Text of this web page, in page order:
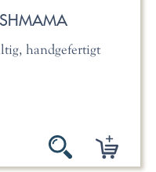
handgefertigt